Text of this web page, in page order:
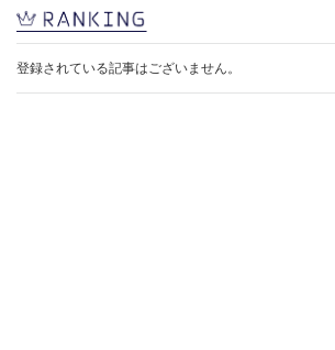
登録されている記事はございません。